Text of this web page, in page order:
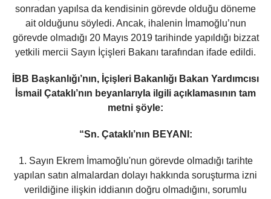
sonradan yapılsa da kendisinin görevde olduğu döneme
ait olduğunu söyledi. Ancak, ihalenin İmamoğlu’nun
görevde olmadığı 20 Mayıs 2019 tarihinde yapıldığı bizzat
yetkili mercii Sayın İçişleri Bakanı tarafından ifade edildi.
İBB Başkanlığı’nın, İçişleri Bakanlığı Bakan Yardımcısı
İsmail Çataklı’nın beyanlarıyla ilgili açıklamasının tam
metni şöyle:
“Sn. Çataklı’nın BEYANI:
1. Sayın Ekrem İmamoğlu'nun görevde olmadığı tarihte
yapılan satın almalardan dolayı hakkında soruşturma izni
verildiğine ilişkin iddianın doğru olmadığını, sorumlu